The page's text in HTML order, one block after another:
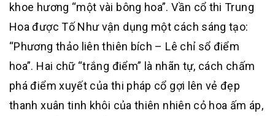
khoe hương “một vài bông hoa”. Vần cổ thi Trung
Hoa được Tố Như vận dụng một cách sáng tạo:
“Phương thảo liên thiên bích – Lê chỉ sổ điểm
hoa”. Hai chữ “trắng điểm” là nhãn tự, cách chấm
phá điểm xuyết của thi pháp cổ gợi lên vẻ đẹp
thanh xuân tinh khôi của thiên nhiên cỏ hoa ấm áp,